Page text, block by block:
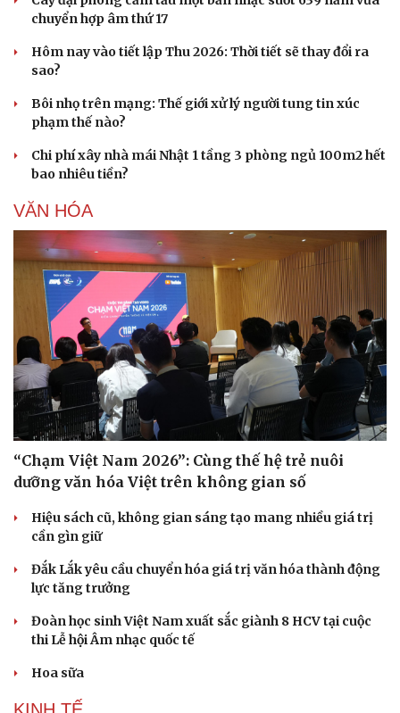
Văn hóa
Sân khấu - Điện ảnh
Văn học
Âm nhạc
Di sản
Sao Việt
chuyển hợp âm thứ 17
Hôm nay vào tiết lập Thu 2026: Thời tiết sẽ thay đổi ra
sao?
Bôi nhọ trên mạng: Thế giới xử lý người tung tin xúc
phạm thế nào?
Chi phí xây nhà mái Nhật 1 tầng 3 phòng ngủ 100m2 hết
bao nhiêu tiền?
VĂN HÓA
“Chạm Việt Nam 2026”: Cùng thế hệ trẻ nuôi
dưỡng văn hóa Việt trên không gian số
Hiệu sách cũ, không gian sáng tạo mang nhiều giá trị
cần gìn giữ
Đắk Lắk yêu cầu chuyển hóa giá trị văn hóa thành động
lực tăng trưởng
Đoàn học sinh Việt Nam xuất sắc giành 8 HCV tại cuộc
thi Lễ hội Âm nhạc quốc tế
Hoa sữa